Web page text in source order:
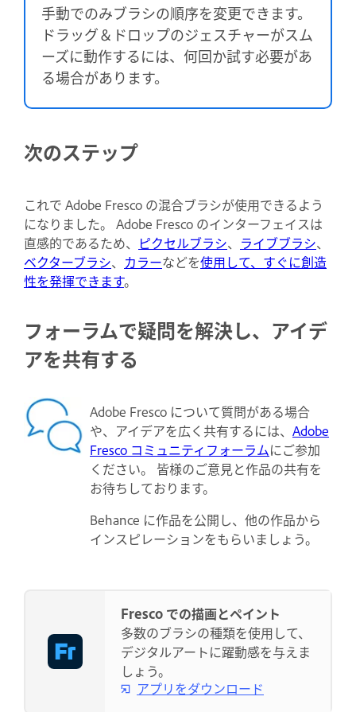
手動でのみブラシの順序を変更できます。
ドラッグ＆ドロップのジェスチャーがスム
ーズに動作するには、何回か試す必要があ
る場合があります。
次のステップ
これで Adobe Fresco の混合ブラシが使用できるよう
になりました。 Adobe Fresco のインターフェイスは
直感的であるため、
ピクセルブラシ、 ライブブラシ、
ベクターブラシ、 カラーなどを使用して、すぐに創造
性を発揮できます。
フォーラムで疑問を解決し、アイデ
アを共有する
Adobe Fresco について質問がある場合
や、アイデアを広く共有するには、 Adobe
Fresco コミュニティフォーラムにご参加
ください。 皆様のご意見と作品の共有を
お待ちしております。
Behance に作品を公開し、他の作品から
インスピレーションをもらいましょう。
Fresco での描画とペイント
多数のブラシの種類を使用して、
デジタルアートに躍動感を与えま
しょう。
アプリをダウンロード